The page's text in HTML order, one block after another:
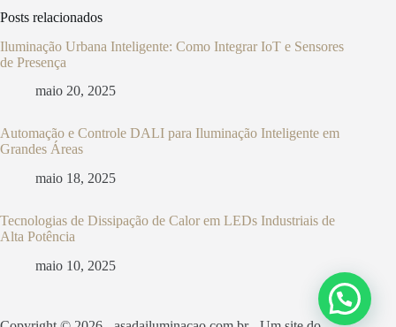
Posts relacionados
Iluminação Urbana Inteligente: Como Integrar IoT e Sensores
de Presença
maio 20, 2025
Automação e Controle DALI para Iluminação Inteligente em
Grandes Áreas
maio 18, 2025
Tecnologias de Dissipação de Calor em LEDs Industriais de
Alta Potência
maio 10, 2025